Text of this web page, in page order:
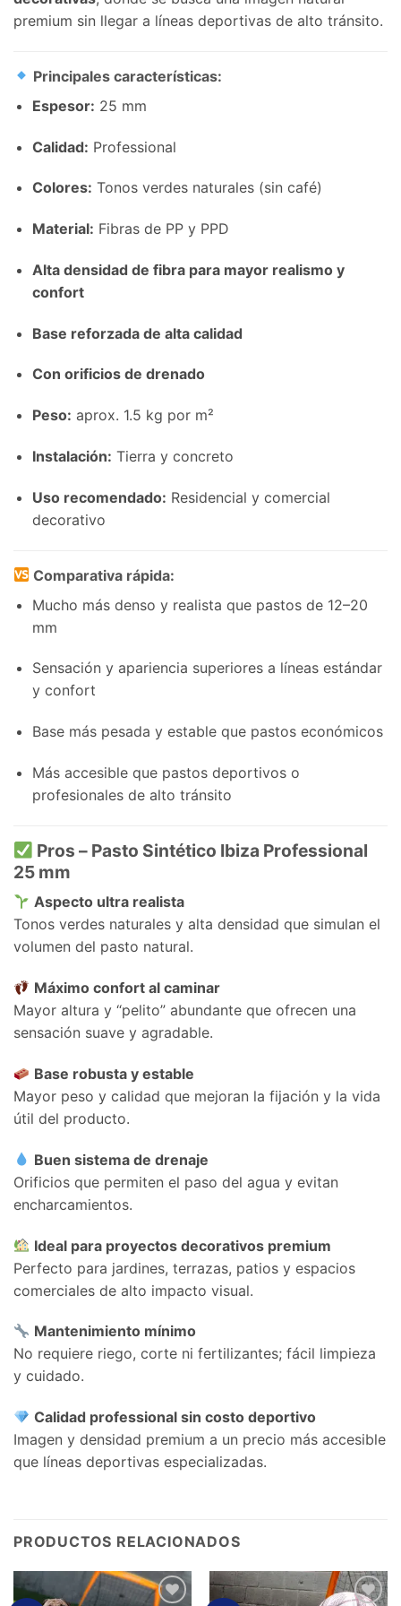
premium sin llegar a líneas deportivas de alto tránsito.
Principales características:
Espesor: 25 mm
Calidad: Professional
Colores: Tonos verdes naturales (sin café)
Material: Fibras de PP y PPD
Alta densidad de fibra para mayor realismo y
confort
Base reforzada de alta calidad
Con orificios de drenado
Peso: aprox. 1.5 kg por m²
Instalación: Tierra y concreto
Uso recomendado: Residencial y comercial
decorativo
Comparativa rápida:
Mucho más denso y realista que pastos de 12–20
mm
Sensación y apariencia superiores a líneas estándar
y confort
Base más pesada y estable que pastos económicos
Más accesible que pastos deportivos o
profesionales de alto tránsito
Pros – Pasto Sintético Ibiza Professional
25 mm
Aspecto ultra realista
Tonos verdes naturales y alta densidad que simulan el
volumen del pasto natural.
Máximo confort al caminar
Mayor altura y “pelito” abundante que ofrecen una
sensación suave y agradable.
Base robusta y estable
Mayor peso y calidad que mejoran la fijación y la vida
útil del producto.
Buen sistema de drenaje
Orificios que permiten el paso del agua y evitan
encharcamientos.
Ideal para proyectos decorativos premium
Perfecto para jardines, terrazas, patios y espacios
comerciales de alto impacto visual.
Mantenimiento mínimo
No requiere riego, corte ni fertilizantes; fácil limpieza
y cuidado.
Calidad professional sin costo deportivo
Imagen y densidad premium a un precio más accesible
que líneas deportivas especializadas.
PRODUCTOS RELACIONADOS